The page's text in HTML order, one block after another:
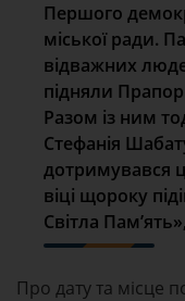
Першого
міської ради.
відважних
підняли
Разом із ним
Стефанія
дотримувався
віці щороку
Світла
Про дату та місце